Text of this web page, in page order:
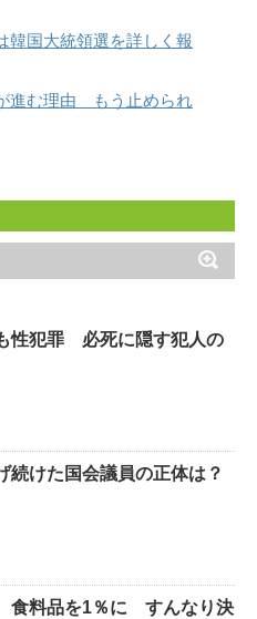
韓国大統領選を詳しく報
進む理由 もう止められ
性犯罪 必死に隠す犯人の
続けた国会議員の正体は？
食料品を1％に すんなり決